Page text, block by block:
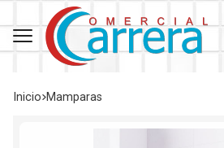
Inicio mamparas